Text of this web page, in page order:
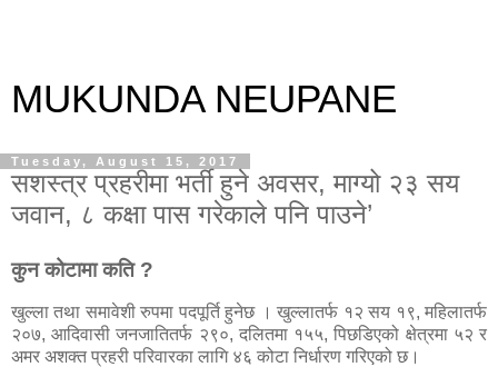
MUKUNDA NEUPANE
Tuesday, August 15, 2017
सशस्त्र प्रहरीमा भर्ती हुने अवसर, माग्यो २३ सय
जवान, ८ कक्षा पास गरेकाले पनि पाउने’
कुन कोटामा कति ?
खुल्ला तथा समावेशी रुपमा पदपूर्ति हुनेछ । खुल्लातर्फ १२ सय १९, महिलातर्फ
२०७, आदिवासी जनजातितर्फ २९०, दलितमा १५५, पिछडिएको क्षेत्रमा ५२ र
अमर अशक्त प्रहरी परिवारका लागि ४६ कोटा निर्धारण गरिएको छ।